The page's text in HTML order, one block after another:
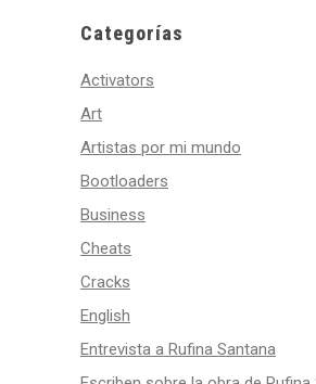
Categorías
Activators
Art
Artistas por mi mundo
Bootloaders
Business
Cheats
Cracks
English
Entrevista a Rufina Santana